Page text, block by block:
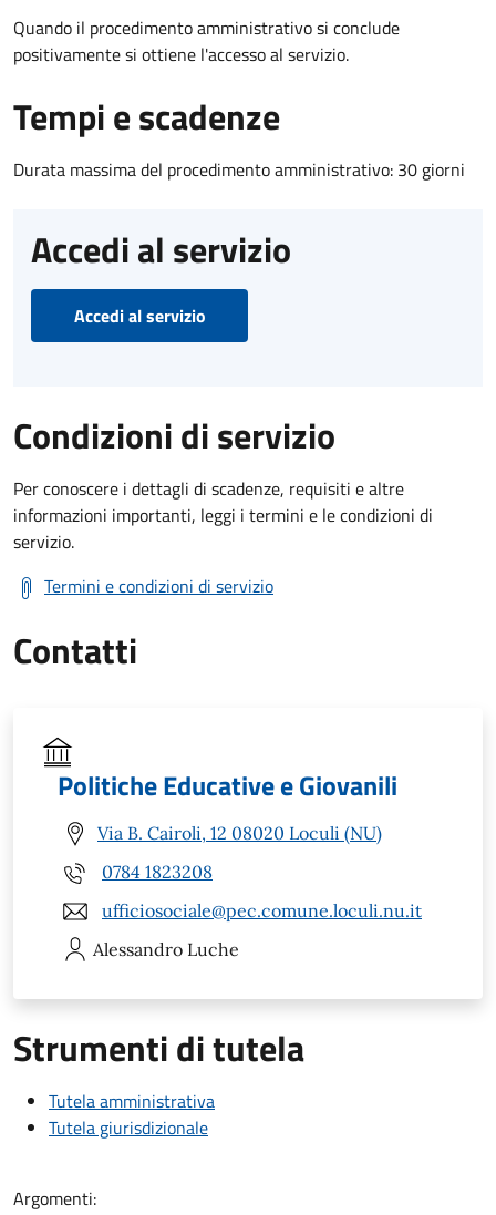
Quando il procedimento amministrativo si conclude
positivamente si ottiene l'accesso al servizio.
Tempi e scadenze
Durata massima del procedimento amministrativo: 30 giorni
Accedi al servizio
Accedi al servizio
Condizioni di servizio
Per conoscere i dettagli di scadenze, requisiti e altre
informazioni importanti, leggi i termini e le condizioni di
servizio.
Termini e condizioni di servizio
Contatti
Politiche Educative e Giovanili
Via B. Cairoli, 12 08020 Loculi (NU)
0784 1823208
ufficiosociale@pec.comune.loculi.nu.it
Alessandro Luche
Strumenti di tutela
Tutela amministrativa
Tutela giurisdizionale
Argomenti: